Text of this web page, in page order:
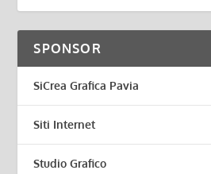
SPONSOR
SiCrea Grafica Pavia
Siti Internet
Studio Grafico